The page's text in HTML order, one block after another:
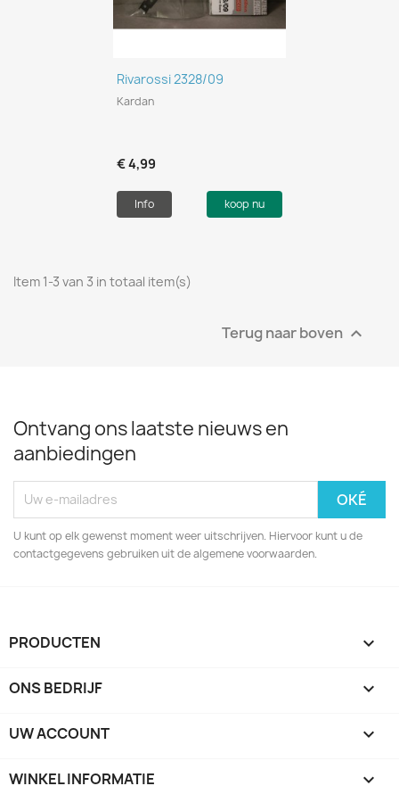
Rivarossi 2328/09
Kardan
€ 4,99
Info koop nu
Item 1-3 van 3 in totaal item(s)
Terug naar boven 
Ontvang ons laatste nieuws en
aanbiedingen
U kunt op elk gewenst moment weer uitschrijven. Hiervoor kunt u de
contactgegevens gebruiken uit de algemene voorwaarden.
PRODUCTEN 
ONS BEDRIJF 
UW ACCOUNT 
WINKEL INFORMATIE keyboard_arrow_down